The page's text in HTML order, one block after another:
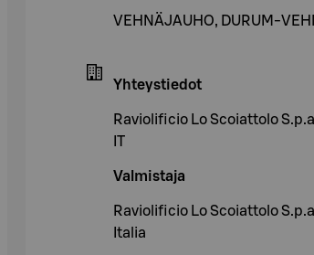
VEHNÄJAUHO, DURUM-
Yhteystiedot
Raviolificio Lo Scoiattolo
IT
Valmistaja
Raviolificio Lo Scoiattolo
Italia